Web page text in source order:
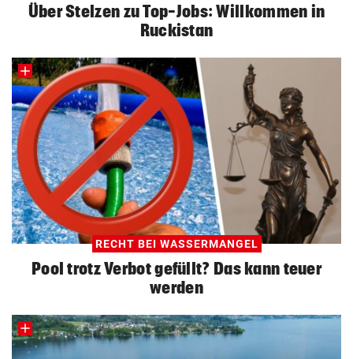
Über Stelzen zu Top-Jobs: Willkommen in
Ruckistan
RECHT BEI WASSERMANGEL
Pool trotz Verbot gefüllt? Das kann teuer
werden